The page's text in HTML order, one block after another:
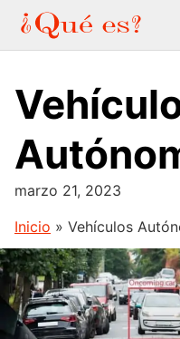
Saltar
contenido
marzo 21, 2023
Inicio » Vehículos